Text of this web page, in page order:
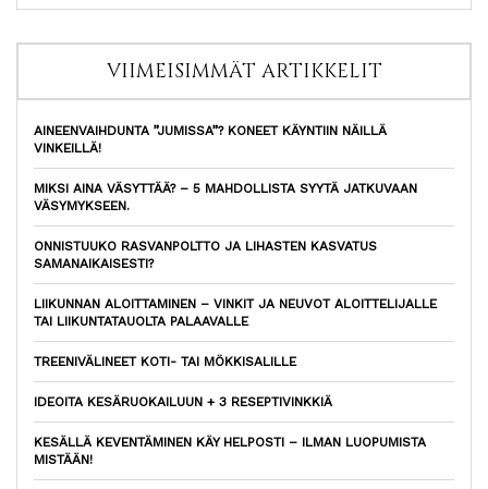
VIIMEISIMMÄT ARTIKKELIT
AINEENVAIHDUNTA ”JUMISSA”? KONEET KÄYNTIIN NÄILLÄ
VINKEILLÄ!
MIKSI AINA VÄSYTTÄÄ? – 5 MAHDOLLISTA SYYTÄ JATKUVAAN
VÄSYMYKSEEN.
ONNISTUUKO RASVANPOLTTO JA LIHASTEN KASVATUS
SAMANAIKAISESTI?
LIIKUNNAN ALOITTAMINEN – VINKIT JA NEUVOT ALOITTELIJALLE
TAI LIIKUNTATAUOLTA PALAAVALLE
TREENIVÄLINEET KOTI- TAI MÖKKISALILLE
IDEOITA KESÄRUOKAILUUN + 3 RESEPTIVINKKIÄ
KESÄLLÄ KEVENTÄMINEN KÄY HELPOSTI – ILMAN LUOPUMISTA
MISTÄÄN!